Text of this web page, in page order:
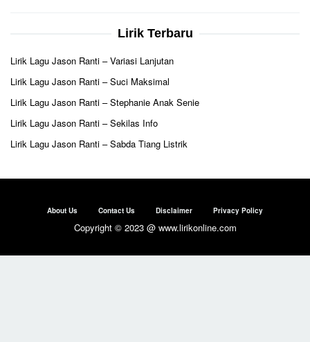
Lirik Terbaru
Lirik Lagu Jason Ranti – Variasi Lanjutan
Lirik Lagu Jason Ranti – Suci Maksimal
Lirik Lagu Jason Ranti – Stephanie Anak Senie
Lirik Lagu Jason Ranti – Sekilas Info
Lirik Lagu Jason Ranti – Sabda Tiang Listrik
About Us Contact Us Disclaimer Privacy Policy
Copyright © 2023 @ www.lirikonline.com